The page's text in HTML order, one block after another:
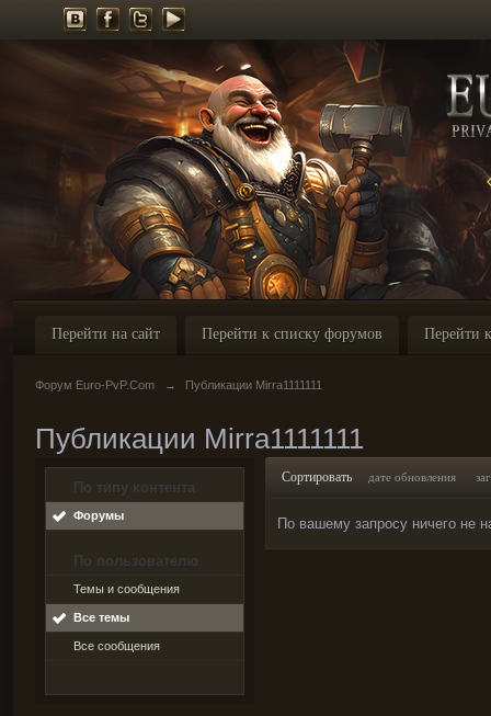
Перейти на сайт Перейти к списку форумов Перейти
Форум Euro-PvP.Com → Публикации Mirra1111111
Публикации Mirra1111111
По типу контента
Форумы
По пользователю
Темы и сообщения
Все темы
Все сообщения
Сортировать дате обновления
По вашему запросу ничего не